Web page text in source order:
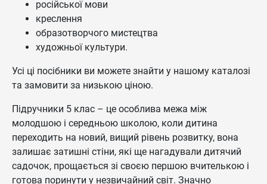
російської мови
креслення
образотворчого мистецтва
художньої культури.
Усі ці посібники ви можете знайти у нашому каталозі
та замовити за низькою ціною.
Підручники 5 клас – це особлива межа між
молодшою і середньою школою, коли дитина
переходить на новий, вищий рівень розвитку, вона
залишає затишні стіни, які ще нагадували дитячий
садочок, прощається зі своєю першою вчителькою і
готова поринути у незвичайний світ. Значно